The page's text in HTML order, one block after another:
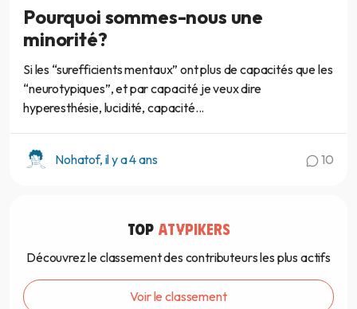
Pourquoi sommes-nous une
minorité?
Si les “surefficients mentaux” ont plus de capacités que les
“neurotypiques”, et par capacité je veux dire
hyperesthésie, lucidité, capacité...
Nohatof, il y a 4 ans 10
TOP ATYPIKERS
Découvrez le classement des contributeurs les plus actifs
Voir le classement